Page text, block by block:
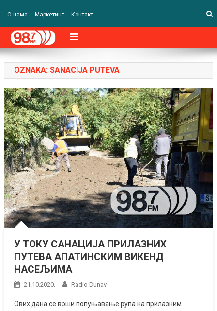
О нама Маркетинг Контакт
OZNAKA: SANACIJA PUTEVA
У ТОКУ САНАЦИЈА ПРИЛАЗНИХ
ПУТЕВА АПАТИНСКИМ ВИКЕНД
НАСЕЉИМА
21.10.2020. Radio Dunav
Ових дана се врши попуњавање рупа на прилазним